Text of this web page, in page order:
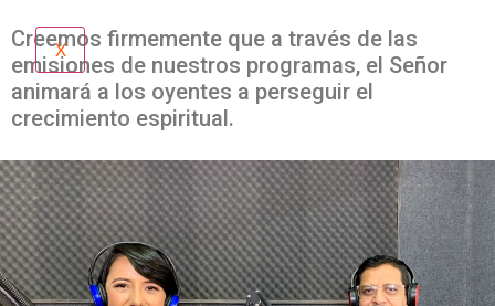
X
Creemos firmemente que a través de las
emisiones de nuestros programas, el Señor
animará a los oyentes a perseguir el
crecimiento espiritual.